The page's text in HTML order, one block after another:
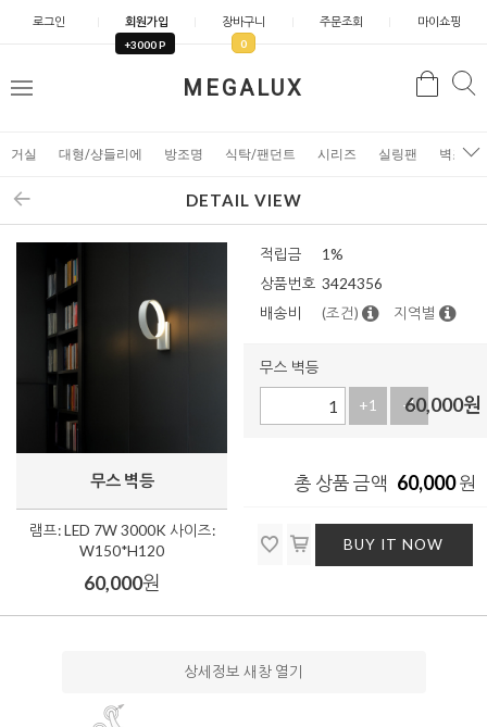
로그인 회원가입
+3000 P
장바구니
0
주문조회 마이쇼핑
MEGALUX
메
검
거실 대형/샹들리에 방조명 식탁/팬던트 시리즈 실링팬 벽조명
DETAIL VIEW
무스 벽등
램프: LED 7W 3000K 사이즈:
W150*H120
60,000원
적립금
1%
상품번호 3424356
배송비
(조건) 지역별
무스 벽등
+1 -1
60,000원
총 상품 금액 60,000원
BUY IT NOW
상세정보 새창 열기